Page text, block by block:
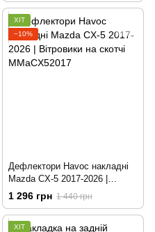
ХІТ
−10%
Дефлектори Havoc накладні
Mazda CX-5 2017-2026 |
Вітровики на скотчі
MMaCX52017
1 296 грн 1 440 грн
ХІТ